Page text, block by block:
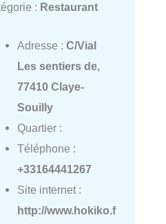
: Restaurant
Adresse : C/Vial
Les sentiers de,
77410 Claye-
Souilly
Quartier :
Téléphone :
+33164441267
Site internet :
http://www.hokiko.f